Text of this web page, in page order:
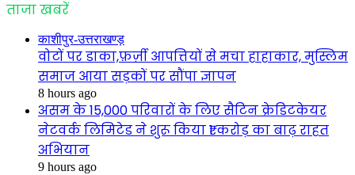
ताजा खबरें
काशीपुर-उत्तराखण्ड़
वोटों पर डाका,फ़र्ज़ी आपत्तियों से मचा हाहाकार, मुस्लिम
समाज आया सड़कों पर सौंपा ज्ञापन
8 hours ago
असम के 15,000 परिवारों के लिए सैटिन क्रेडिटकेयर
नेटवर्क लिमिटेड ने शुरू किया ₹1 करोड़ का बाढ़ राहत
अभियान
9 hours ago